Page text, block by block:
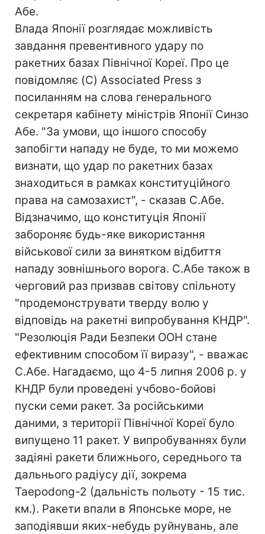
Абе.
Влада Японії розглядає можливість
завдання превентивного удару по
ракетних базах Північної Кореї. Про це
повідомляє (C) Associated Press з
посиланням на слова генерального
секретаря кабінету міністрів Японії Синзо
Абе. "За умови, що іншого способу
запобігти нападу не буде, то ми можемо
визнати, що удар по ракетних базах
знаходиться в рамках конституційного
права на самозахист", - сказав С.Абе.
Відзначимо, що конституція Японії
забороняє будь-яке використання
військової сили за винятком відбиття
нападу зовнішнього ворога. С.Абе також в
черговий раз призвав світову спільноту
"продемонструвати тверду волю у
відповідь на ракетні випробування КНДР".
"Резолюція Ради Безпеки ООН стане
ефективним способом її виразу", - вважає
С.Абе. Нагадаємо, що 4-5 липня 2006 р. у
КНДР були проведені учбово-бойові
пуски семи ракет. За російськими
даними, з території Північної Кореї було
випущено 11 ракет. У випробуваннях були
задіяні ракети ближнього, середнього та
дальнього радіусу дії, зокрема
Taepodong-2 (дальність польоту - 15 тис.
км.). Ракети впали в Японське море, не
заподіявши яких-небудь руйнувань, але